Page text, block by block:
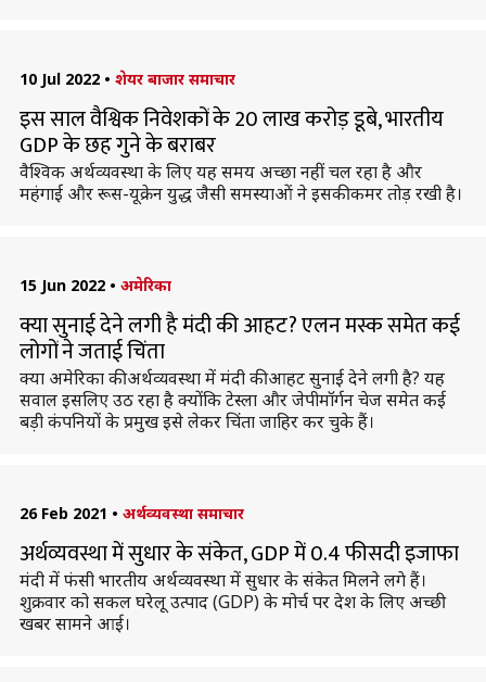
10 Jul 2022 • शेयर बाजार समाचार
इस साल वैश्विक निवेशकों के 20 लाख करोड़ डूबे, भारतीय
GDP के छह गुने के बराबर
वैश्विक अर्थव्यवस्था के लिए यह समय अच्छा नहीं चल रहा है और
महंगाई और रूस-यूक्रेन युद्ध जैसी समस्याओं ने इसकी कमर तोड़ रखी है।
15 Jun 2022 • अमेरिका
क्या सुनाई देने लगी है मंदी की आहट? एलन मस्क समेत कई
लोगों ने जताई चिंता
क्या अमेरिका की अर्थव्यवस्था में मंदी की आहट सुनाई देने लगी है? यह
सवाल इसलिए उठ रहा है क्योंकि टेस्ला और जेपीमॉर्गन चेज समेत कई
बड़ी कंपनियों के प्रमुख इसे लेकर चिंता जाहिर कर चुके हैं।
26 Feb 2021 • अर्थव्यवस्था समाचार
अर्थव्यवस्था में सुधार के संकेत, GDP में 0.4 फीसदी इजाफा
मंदी में फंसी भारतीय अर्थव्यवस्था में सुधार के संकेत मिलने लगे हैं।
शुक्रवार को सकल घरेलू उत्पाद (GDP) के मोर्च पर देश के लिए अच्छी
खबर सामने आई।